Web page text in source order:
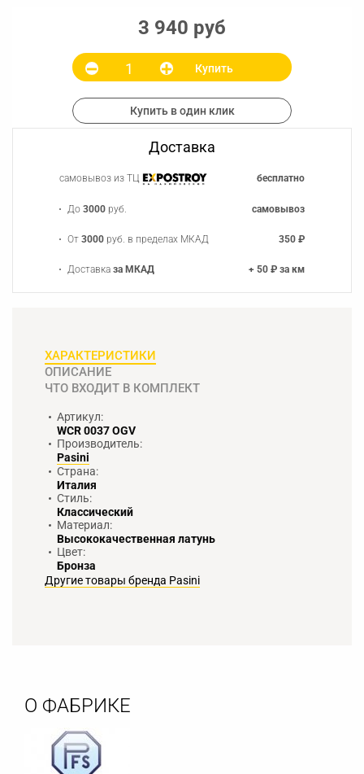
3 940 руб
Купить
Купить в один клик
Доставка
самовывоз из ТЦ бесплатно
До3000 руб. самовывоз
От3000 руб. в пределах МКАД 350 ₽
Доставказа МКАД + 50 ₽ за км
ХАРАКТЕРИСТИКИ
ОПИСАНИЕ
ЧТО ВХОДИТ В КОМПЛЕКТ
Артикул:
WCR 0037 OGV
Производитель:
Pasini
Страна:
Италия
Стиль:
Классический
Материал:
Высококачественная латунь
Цвет:
Бронза
Другие товары бренда Pasini
О ФАБРИКЕ